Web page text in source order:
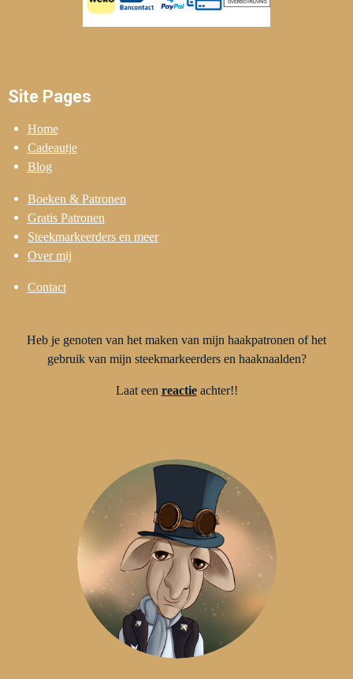
Site Pages
Home
Cadeautje
Blog
Boeken & Patronen
Gratis Patronen
Steekmarkeerders en meer
Over mij
Contact
Heb je genoten van het maken van mijn haakpatronen of het
gebruik van mijn steekmarkeerders en haaknaalden?
Laat een reactieachter!!